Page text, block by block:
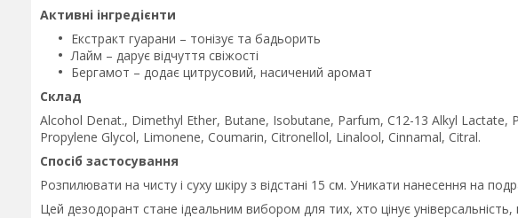
Активні інгредієнти
Екстракт гуарани – тонізує та бадьорить
Лайм – дарує відчуття свіжості
Бергамот – додає цитрусовий, насичений аромат
Склад
Alcohol Denat., Dimethyl Ether, Butane, Isobutane, Parfum, C12-13 Alkyl Lactate,
Propylene Glycol, Limonene, Coumarin, Citronellol, Linalool, Cinnamal, Citral.
Спосіб застосування
Розпилювати на чисту і суху шкіру з відстані 15 см. Уникати нанесення на
Цей дезодорант стане ідеальним вибором для тих, хто цінує